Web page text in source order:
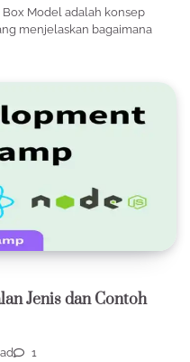
Model adalah konsep
menjelaskan bagaimana
Jenis dan Contoh
1